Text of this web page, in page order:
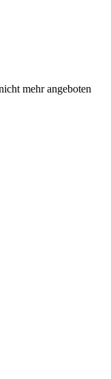
mehr angeboten